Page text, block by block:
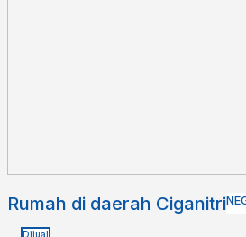
Rumah di daerah Ciganitri
Dijual